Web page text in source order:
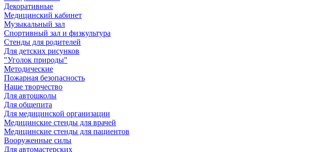
Декоративные
Медицинский кабинет
Музыкальный зал
Спортивный зал и физкультура
Стенды для родителей
Для детских рисунков
"Уголок природы"
Методические
Пожарная безопасность
Наше творчество
Для автошколы
Для общепита
Для медицинской организации
Медицинские стенды для врачей
Медицинские стенды для пациентов
Вооруженные силы
Для автомастерских